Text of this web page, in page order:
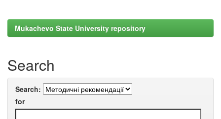
Mukachevo State University repository
Search
Search:
for